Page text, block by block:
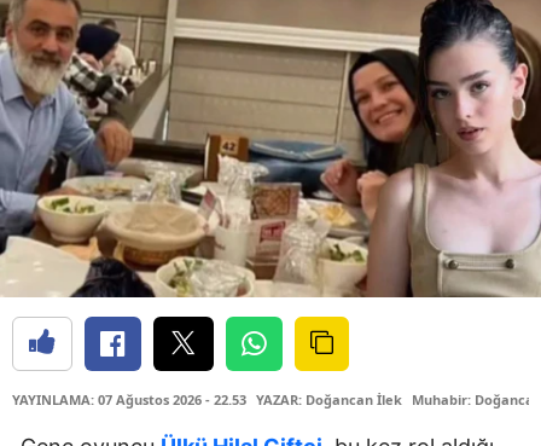
YAYINLAMA: 07 Ağustos 2026 - 22.53 YAZAR: Doğancan İlek Muhabir: